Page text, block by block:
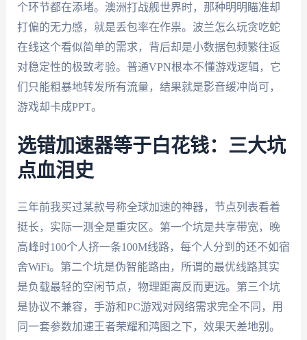
个环节都在添堵。澳洲打战舰世界时，那种明明瞄准却
打偏的无力感，就是丢包率在作祟。波兰怎么玩贪吃蛇
在线这个看似简单的需求，背后却是小数据包频繁往返
对稳定性的极致考验。普通VPN根本不懂游戏逻辑，它
们只能粗暴地转发所有流量，结果就是影音缓冲尚可，
游戏却卡成PPT。
选错加速器等于白花钱：三大坑
点血泪史
三年前我买过某款号称全球加速的神器，节点列表看着
挺长，实际一测全是重灾区。第一个坑是共享带宽，晚
高峰时100个人挤一条100M线路，每个人分到的还不如宿
舍WiFi。第二个坑是伪智能路由，所谓的最优线路其实
是负载最轻的空闲节点，物理距离反而更远。第三个坑
是协议不兼容，手游和PC游戏对网络需求完全不同，用
同一套参数加速王者荣耀和鸿图之下，效果天差地别。